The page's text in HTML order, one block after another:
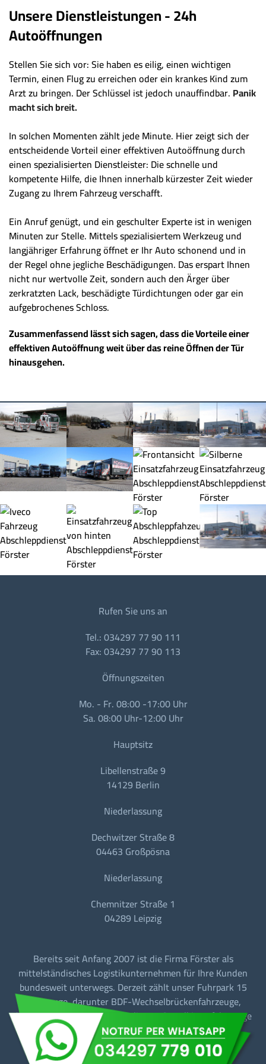
Unsere Dienstleistungen - 24h
Autoöffnungen
Stellen Sie sich vor: Sie haben es eilig, einen wichtigen
Termin, einen Flug zu erreichen oder ein krankes Kind zum
Arzt zu bringen. Der Schlüssel ist jedoch unauffindbar. Panik
macht sich breit.
In solchen Momenten zählt jede Minute. Hier zeigt sich der
entscheidende Vorteil einer effektiven Autoöffnung durch
einen spezialisierten Dienstleister: Die schnelle und
kompetente Hilfe, die Ihnen innerhalb kürzester Zeit wieder
Zugang zu Ihrem Fahrzeug verschafft.
Ein Anruf genügt, und ein geschulter Experte ist in wenigen
Minuten zur Stelle. Mittels spezialisiertem Werkzeug und
langjähriger Erfahrung öffnet er Ihr Auto schonend und in
der Regel ohne jegliche Beschädigungen. Das erspart Ihnen
nicht nur wertvolle Zeit, sondern auch den Ärger über
zerkratzten Lack, beschädigte Türdichtungen oder gar ein
aufgebrochenes Schloss.
Zusammenfassend lässt sich sagen, dass die Vorteile einer
effektiven Autoöffnung weit über das reine Öffnen der Tür
hinausgehen.
Rufen Sie uns an
Tel.: 034297 77 90 111
Fax: 034297 77 90 113
Öffnungszeiten
Mo. - Fr. 08:00 -17:00 Uhr
Sa. 08:00 Uhr-12:00 Uhr
Hauptsitz
Libellenstraße 9
14129 Berlin
Niederlassung
Dechwitzer Straße 8
04463 Großpösna
Niederlassung
Chemnitzer Straße 1
04289 Leipzig
Bereits seit Anfang 2007 ist die Firma Förster als
mittelständisches Logistikunternehmen für Ihre Kunden
bundesweit unterwegs. Derzeit zählt unser Fuhrpark 15
Fahrzeuge, darunter BDF-Wechselbrückenfahrzeuge,
Sattelzugmaschinen mit Tautliner + Sattelkipperfahrzeuge
für den Baustellen-/Linien-/Begegnungs- und
Fernverkehr.